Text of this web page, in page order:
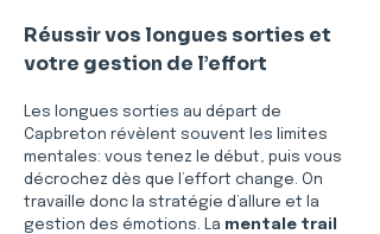
Réussir vos longues sorties et
votre gestion de l’effort
Les longues sorties au départ de
Capbreton révèlent souvent les limites
mentales: vous tenez le début, puis vous
décrochez dès que l’effort change. On
travaille donc la stratégie d’allure et la
gestion des émotions. La mentale trail